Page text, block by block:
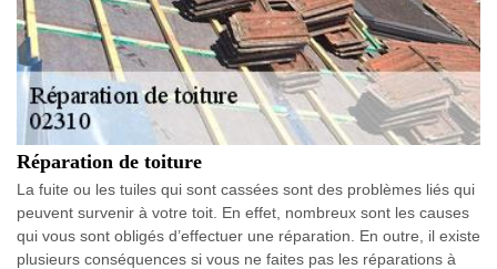
Réparation de toiture
La fuite ou les tuiles qui sont cassées sont des problèmes liés qui
peuvent survenir à votre toit. En effet, nombreux sont les causes
qui vous sont obligés d’effectuer une réparation. En outre, il existe
plusieurs conséquences si vous ne faites pas les réparations à